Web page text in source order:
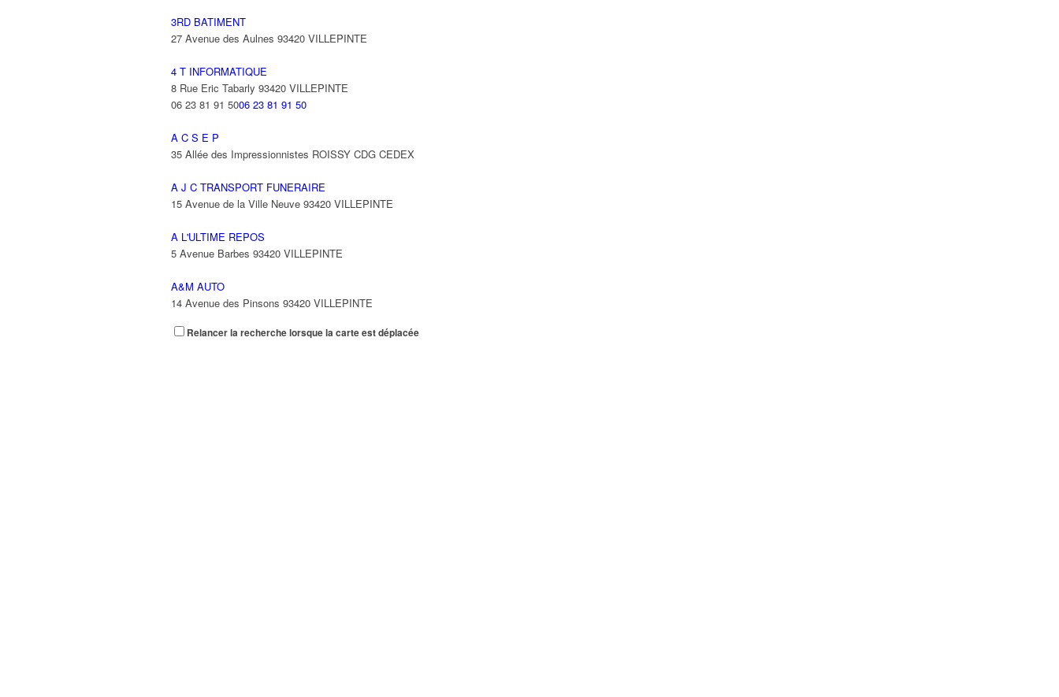
3RD BATIMENT
27 Avenue des Aulnes 93420 VILLEPINTE
4 T INFORMATIQUE
8 Rue Eric Tabarly 93420 VILLEPINTE
06 23 81 91 5006 23 81 91 50
A C S E P
35 Allée des Impressionnistes ROISSY CDG CEDEX
A J C TRANSPORT FUNERAIRE
15 Avenue de la Ville Neuve 93420 VILLEPINTE
A L'ULTIME REPOS
5 Avenue Barbes 93420 VILLEPINTE
A&M AUTO
14 Avenue des Pinsons 93420 VILLEPINTE
A&N EXPORTS LTD
Relancer la recherche lorsque la carte est déplacée